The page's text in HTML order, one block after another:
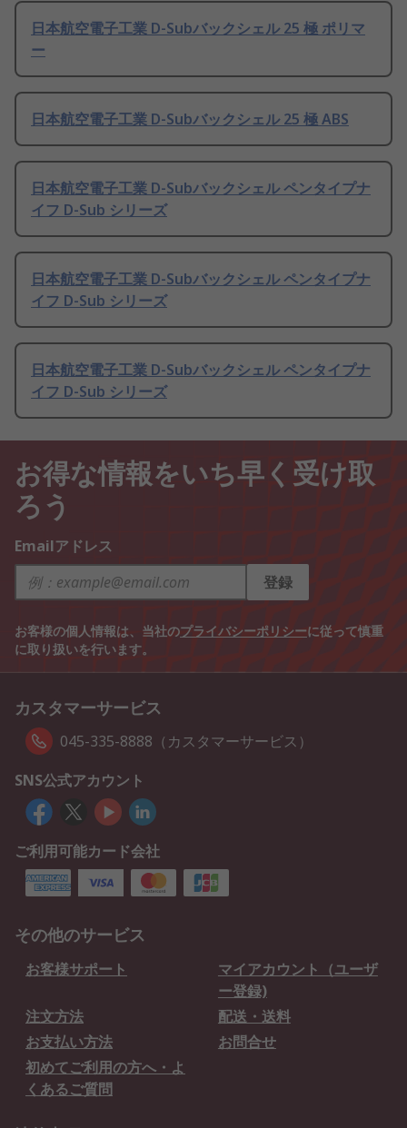
日本航空電子工業 D-Subバックシェル 25 極 ポリマ
ー
日本航空電子工業 D-Subバックシェル 25 極 ABS
日本航空電子工業 D-Subバックシェル ペンタイプナ
イフ D-Sub シリーズ
日本航空電子工業 D-Subバックシェル ペンタイプナ
イフ D-Sub シリーズ
日本航空電子工業 D-Subバックシェル ペンタイプナ
イフ D-Sub シリーズ
お得な情報をいち早く受け取
ろう
Emailアドレス
登録
お客様の個人情報は、当社のプライバシーポリシーに従って慎重
に取り扱いを行います。
カスタマーサービス
045-335-8888（カスタマーサービス）
SNS公式アカウント
ご利用可能カード会社
その他のサービス
お客様サポート
マイアカウント（ユーザ
ー登録)
注文方法
配送・送料
お支払い方法
お問合せ
初めてご利用の方へ・よ
くあるご質問